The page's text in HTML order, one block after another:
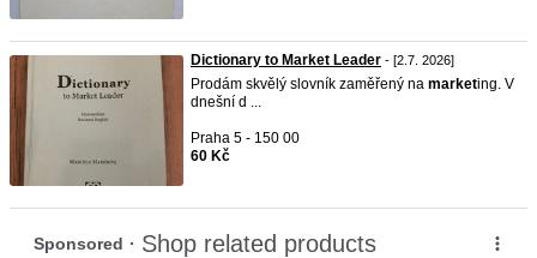
Dictionary to Market Leader - [2.7. 2026]
Prodám skvělý slovník zaměřený na marketing. V
dnešní d ...
Praha 5 - 150 00
60 Kč